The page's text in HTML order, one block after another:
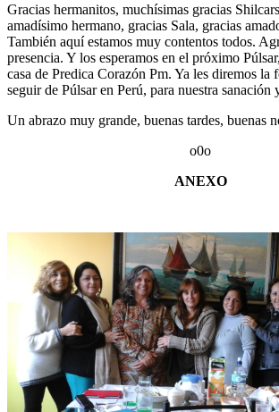
Gracias hermanitos, muchísimas gracias
amadísimo hermano, gracias Sala, gracias
También aquí estamos muy contentos todos.
presencia. Y los esperamos en el próximo
casa de Predica Corazón Pm. Ya les diremos la
seguir de Púlsar en Perú, para nuestra sanación
Un abrazo muy grande, buenas tardes, buenas
o0o
ANEXO